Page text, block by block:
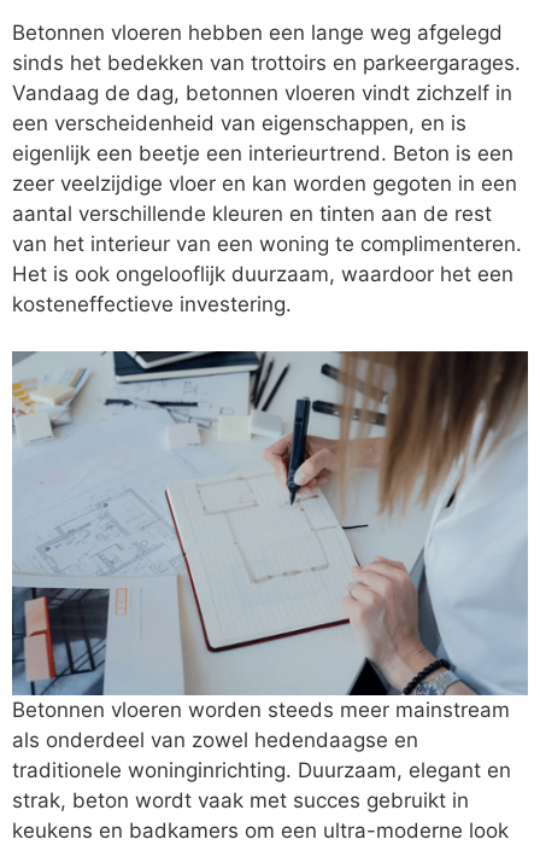
Betonnen vloeren hebben een lange weg afgelegd
sinds het bedekken van trottoirs en parkeergarages.
Vandaag de dag, betonnen vloeren vindt zichzelf in
een verscheidenheid van eigenschappen, en is
eigenlijk een beetje een interieurtrend. Beton is een
zeer veelzijdige vloer en kan worden gegoten in een
aantal verschillende kleuren en tinten aan de rest
van het interieur van een woning te complimenteren.
Het is ook ongelooflijk duurzaam, waardoor het een
kosteneffectieve investering.
Betonnen vloeren worden steeds meer mainstream
als onderdeel van zowel hedendaagse en
traditionele woninginrichting. Duurzaam, elegant en
strak, beton wordt vaak met succes gebruikt in
keukens en badkamers om een ultra-moderne look